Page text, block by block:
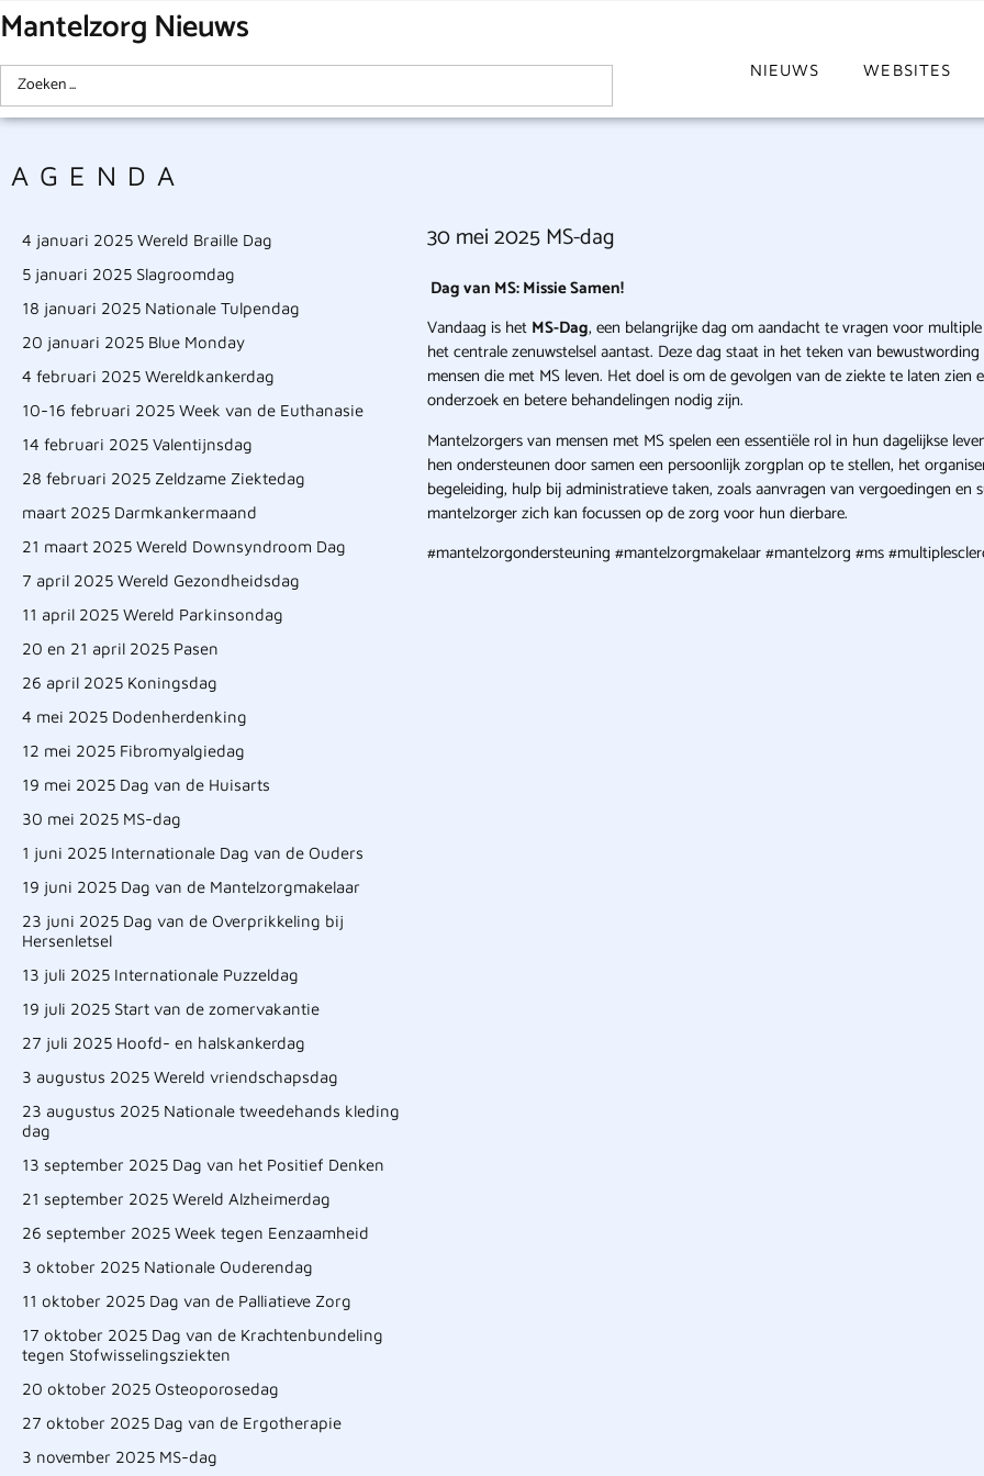
Mantelzorg Nieuws
NIEUWS WEBSITES
AGENDA
4 januari 2025 Wereld Braille Dag
5 januari 2025 Slagroomdag
18 januari 2025 Nationale Tulpendag
20 januari 2025 Blue Monday
4 februari 2025 Wereldkankerdag
10-16 februari 2025 Week van de Euthanasie
14 februari 2025 Valentijnsdag
28 februari 2025 Zeldzame Ziektedag
maart 2025 Darmkankermaand
21 maart 2025 Wereld Downsyndroom Dag
7 april 2025 Wereld Gezondheidsdag
11 april 2025 Wereld Parkinsondag
20 en 21 april 2025 Pasen
26 april 2025 Koningsdag
4 mei 2025 Dodenherdenking
12 mei 2025 Fibromyalgiedag
19 mei 2025 Dag van de Huisarts
30 mei 2025 MS-dag
1 juni 2025 Internationale Dag van de Ouders
19 juni 2025 Dag van de Mantelzorgmakelaar
23 juni 2025 Dag van de Overprikkeling bij
Hersenletsel
13 juli 2025 Internationale Puzzeldag
19 juli 2025 Start van de zomervakantie
27 juli 2025 Hoofd- en halskankerdag
3 augustus 2025 Wereld vriendschapsdag
23 augustus 2025 Nationale tweedehands kleding
dag
13 september 2025 Dag van het Positief Denken
21 september 2025 Wereld Alzheimerdag
26 september 2025 Week tegen Eenzaamheid
3 oktober 2025 Nationale Ouderendag
11 oktober 2025 Dag van de Palliatieve Zorg
17 oktober 2025 Dag van de Krachtenbundeling
tegen Stofwisselingsziekten
20 oktober 2025 Osteoporosedag
27 oktober 2025 Dag van de Ergotherapie
3 november 2025 MS-dag
30 mei 2025 MS-dag
Dag van MS: Missie Samen!
Vandaag is het MS-Dag, een belangrijke dag om aandacht te vragen voor
het centrale zenuwstelsel aantast. Deze dag staat in het teken van
mensen die met MS leven. Het doel is om de gevolgen van de ziekte te laten
onderzoek en betere behandelingen nodig zijn.
Mantelzorgers van mensen met MS spelen een essentiële rol in hun dagelijkse
hen ondersteunen door samen een persoonlijk zorgplan op te stellen, het
begeleiding, hulp bij administratieve taken, zoals aanvragen van vergoedingen en
mantelzorger zich kan focussen op de zorg voor hun dierbare.
#mantelzorgondersteuning #mantelzorgmakelaar #mantelzorg #ms